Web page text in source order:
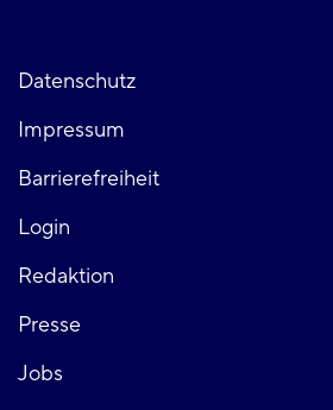
Fußzeile
links
Datenschutz
Impressum
Barrierefreiheit
Login
Fußzeile
rechts
Redaktion
Presse
Jobs